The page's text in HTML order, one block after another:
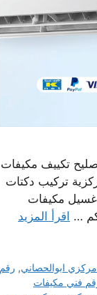
تكييف مكيفات
تركيب دكتات
غسيل مكيفات
… اقرأ المزيد
ابوالحصاني, رقم
فني مكيفات